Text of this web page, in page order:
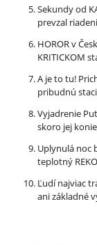
Sekundy od
prevzal
HOROR v
KRITICKOM
A je to tu!
pribudnú
Vyjadrenie
skoro jej
Uplynulá noc
teplotný
Ľudí najviac
ani základné